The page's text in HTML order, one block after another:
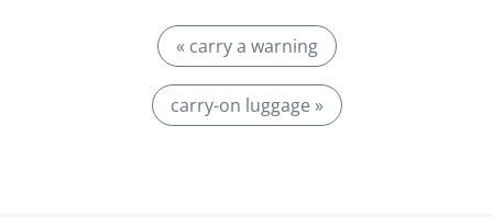
« carry a warning
carry-on luggage »